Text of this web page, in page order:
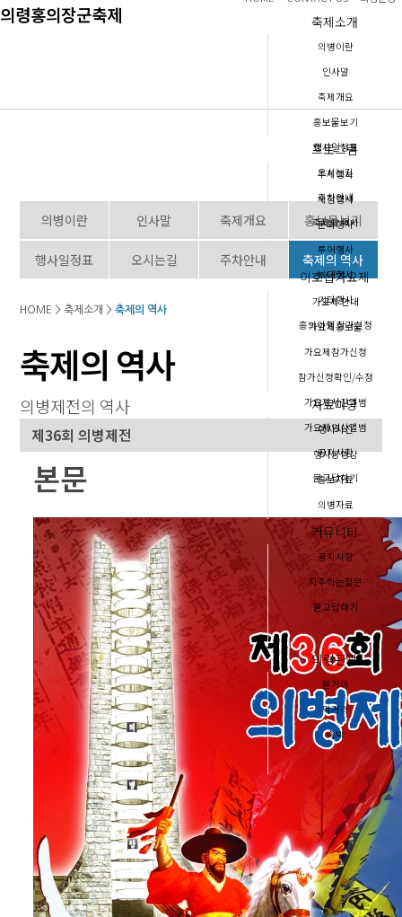
축제소개
의병이란
인사말
축제개요
홍보물보기
행사일정표
오시는길
주차안내
축제의 역사
프로그램
주제행사
체험행사
문화행사
투어행사
부대행사
기타행사
홍의야행 참가신청
이호섭가요제
가요제 안내
가요제홍보물
가요제참가신청
참가신청확인/수정
가요제사진앨범
가요제영상앨범
공지사항
묻고답하기
자료마당
행사사진
행사동영상
홍보자료
의병자료
커뮤니티
공지사항
자주하는질문
묻고답하기
의령관광
볼거리
먹거리
숙박
위대한 의병 역사 이야기 속으로 ...
의병이란 인사말 축제개요 홍보물보기
행사일정표 오시는길 주차안내 축제의 역사
HOME > 축제소개 >축제의 역사
축제의 역사
의병제전의 역사
제36회 의병제전
본문
의령홍의장군축제